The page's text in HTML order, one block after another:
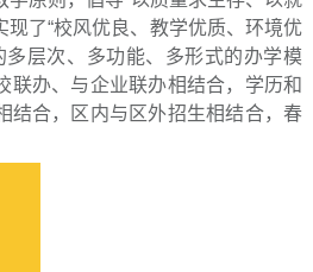
现了“校风优良、教学优质、环境优
多层次、多功能、多形式的办学模
联办、与企业联办相结合，学历和
结合，区内与区外招生相结合，春